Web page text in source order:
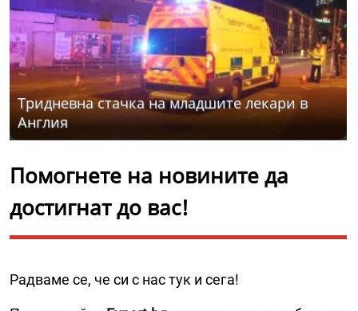
Тридневна стачка на младшите лекари в
Англия
Помогнете на новините да
достигнат до вас!
Радваме се, че си с нас тук и сега!